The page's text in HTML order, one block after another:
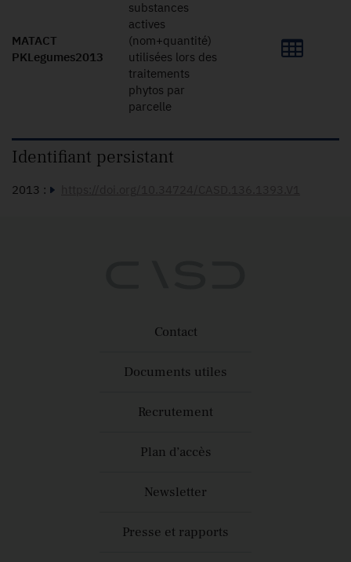
MATACT
PKLegumes2013
substances
actives
(nom+quantité)
utilisées lors des
traitements
phytos par
parcelle
Identifiant persistant
2013 :
Contact
Documents utiles
Recrutement
Plan d’accès
Newsletter
Presse et rapports